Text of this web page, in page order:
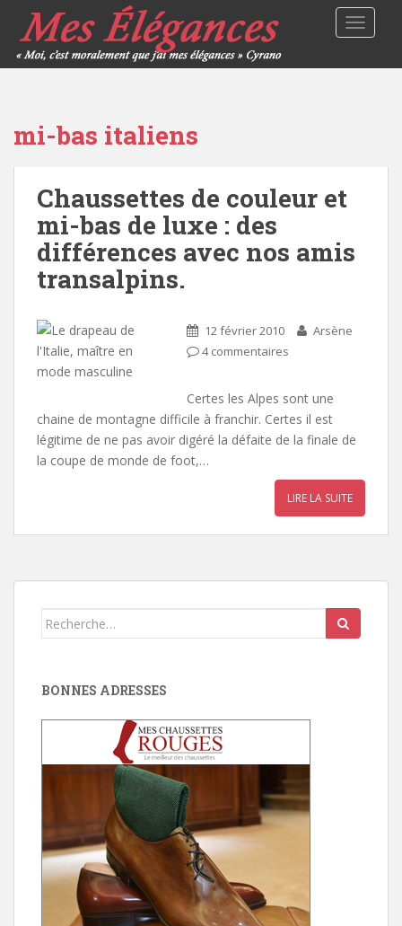
mi-bas italiens
Chaussettes de couleur et
mi-bas de luxe : des
différences avec nos amis
transalpins.
12 février 2010
Arsène
4 commentaires
Certes les Alpes sont une
chaine de montagne difficile à franchir. Certes il est
légitime de ne pas avoir digéré la défaite de la finale de
la coupe de monde de foot,…
LIRE LA SUITE
Search
BONNES ADRESSES